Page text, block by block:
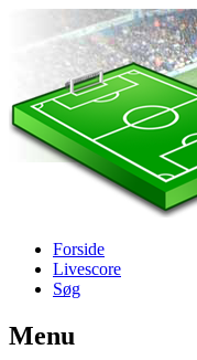
Forside
Livescore
Søg
Наши партнеры
Menu